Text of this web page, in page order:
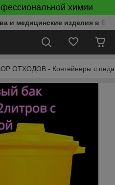
химии
и медицинские изделия в
ОТХОДОВ - Контейнеры с